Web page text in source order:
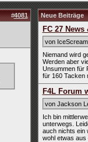
#4081 Neue Beiträge
FC 27
von IceScream
Niemand wird
Werden aber
Unsummen für
für 160 Tacken
F4L Forum
von Jackson
Ich bin
unterwegs.
auch nichts ein
wohl etwas aus